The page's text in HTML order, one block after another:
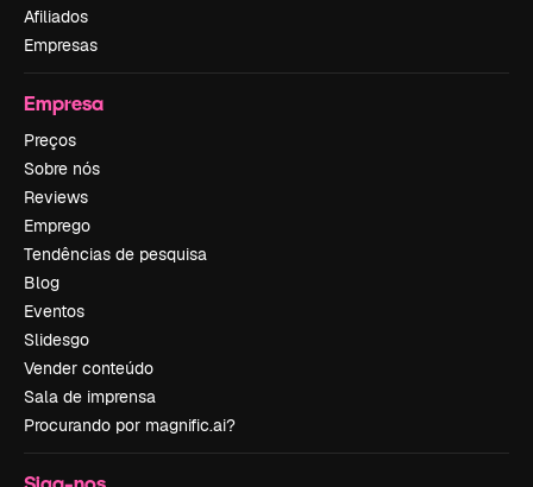
Afiliados
Empresas
Empresa
Preços
Sobre nós
Reviews
Emprego
Tendências de pesquisa
Blog
Eventos
Slidesgo
Vender conteúdo
Sala de imprensa
Procurando por magnific.ai?